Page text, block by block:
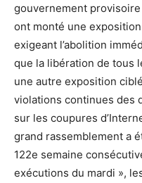
gouvernement
ont monté une
exigeant l’abolition
que la libération de tous
une autre exposition
violations continues des
sur les coupures
grand rassemblement a
122e semaine
exécutions du mardi »,